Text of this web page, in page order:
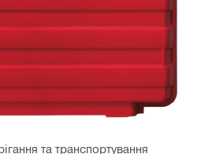
та транспортування